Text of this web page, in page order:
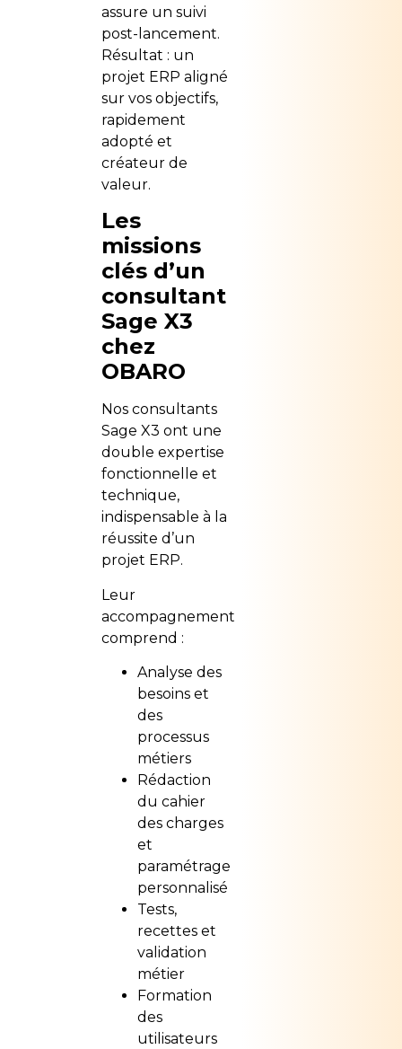
assure un suivi
post-lancement.
Résultat : un
projet ERP aligné
sur vos objectifs,
rapidement
adopté et
créateur de
valeur.
Les
missions
clés d’un
consultant
Sage X3
chez
OBARO
Nos consultants
Sage X3 ont une
double expertise
fonctionnelle et
technique,
indispensable à la
réussite d’un
projet ERP.
Leur
accompagnement
comprend :
Analyse des
besoins et
des
processus
métiers
Rédaction
du cahier
des charges
et
paramétrage
personnalisé
Tests,
recettes et
validation
métier
Formation
des
utilisateurs